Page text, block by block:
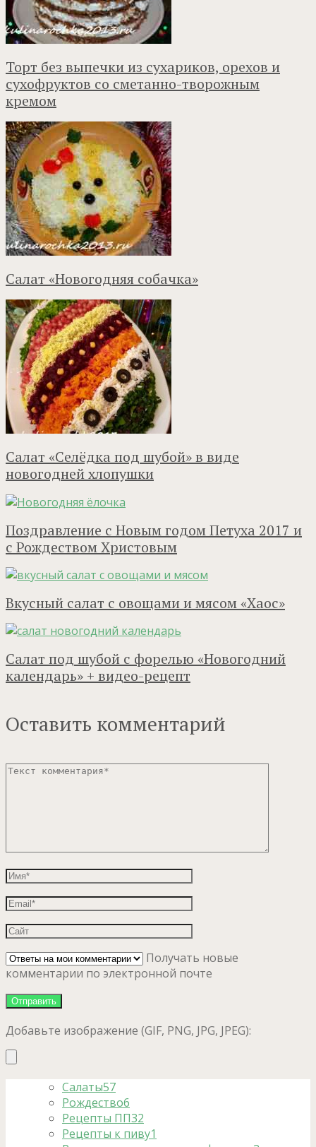
Торт без выпечки из сухариков, орехов и
сухофруктов со сметанно-творожным
кремом
Салат «Новогодняя собачка»
Салат «Селёдка под шубой» в виде
новогодней хлопушки
Поздравление с Новым годом Петуха 2017 и
с Рождеством Христовым
Вкусный салат с овощами и мясом «Хаос»
Салат под шубой с форелью «Новогодний
календарь» + видео-рецепт
Оставить комментарий
Получать новые
комментарии по электронной почте
Добавьте изображение (GIF, PNG, JPG, JPEG):
Салаты57
Рождество6
Рецепты ПП32
Рецепты к пиву1